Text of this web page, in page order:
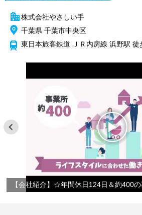
株式会社やさしい手
千葉県 千葉市中央区
東日本旅客鉄道 ＪＲ内房線 浜野駅 徒